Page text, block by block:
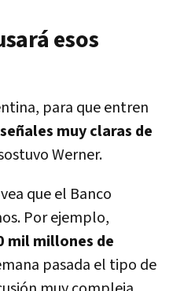
esos
para que entren
muy claras de
Werner.
que el Banco
Por ejemplo,
mil millones de
pasada el tipo de